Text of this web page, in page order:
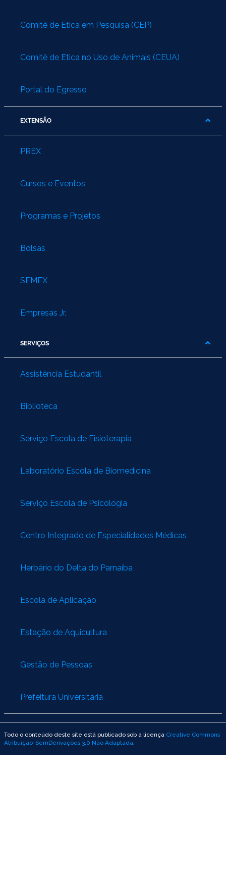
Comitê de Ética em Pesquisa (CEP)
Comitê de Ética no Uso de Animais (CEUA)
Portal do Egresso
EXTENSÃO
PREX
Cursos e Eventos
Programas e Projetos
Bolsas
SEMEX
Empresas Jr.
SERVIÇOS
Assistência Estudantil
Biblioteca
Serviço Escola de Fisioterapia
Laboratório Escola de Biomedicina
Serviço Escola de Psicologia
Centro Integrado de Especialidades Médicas
Herbário do Delta do Parnaíba
Escola de Aplicação
Estação de Aquicultura
Gestão de Pessoas
Prefeitura Universitária
Todo o conteúdo deste site está publicado sob a licença Creative Commons
Atribuição-SemDerivações 3.0 Não Adaptada